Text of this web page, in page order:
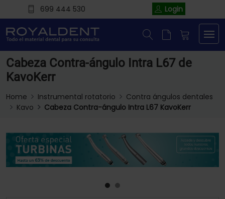
699 444 530 Login
Cabeza Contra-ángulo Intra L67 de
KavoKerr
Home Instrumental rotatorio
Contra ángulos dentales
Kavo
Cabeza Contra-ángulo Intra L67 KavoKerr